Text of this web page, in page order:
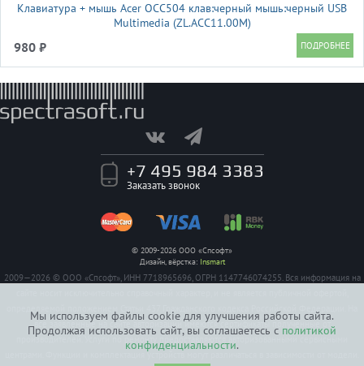
Мы используем файлы cookie для улучшения работы сайта.
Продолжая использовать сайт, вы соглашаетесь с политикой
конфиденциальности.
Клавиатура + мышь Acer OCC504 клав:черный мышь:черный USB
Multimedia (ZL.ACC11.00M)
980 ₽
+7 495 984 3383
Заказать звонок
© 2009-2026 ООО «Спсофт»
Дизайн, вёрстка: Insmart
2009—2026 © ООО «Спсофт», ИНН 7718965696, ОГРН 1147746074255. Вся информация на
определяемой положением Статьи 437 Гражданского кодекса Российской Федерации. На
все заявленные на сайте авторизации имеются сертификаты полученные от
производителей. Услуги по ремонту предоставляются авторизованными сервисными
центрами. Функции и комплектация устройств могут различаться в зависимости от модели.